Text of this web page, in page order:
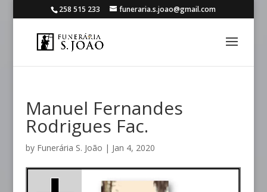
258 515 233 funeraria.s.joao@gmail.com
Manuel Fernandes
Rodrigues Fac.
by Funerária S. João | Jan 4, 2020